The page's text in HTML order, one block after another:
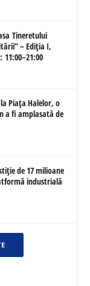
Tineretului
– Ediția I,
Piața Halelor, o
a fi amplasată de
de 17 milioane
industrială